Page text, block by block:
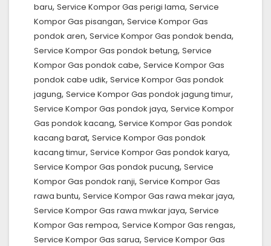
baru, Service Kompor Gas perigi lama, Service
Kompor Gas pisangan, Service Kompor Gas
pondok aren, Service Kompor Gas pondok benda,
Service Kompor Gas pondok betung, Service
Kompor Gas pondok cabe, Service Kompor Gas
pondok cabe udik, Service Kompor Gas pondok
jagung, Service Kompor Gas pondok jagung timur,
Service Kompor Gas pondok jaya, Service Kompor
Gas pondok kacang, Service Kompor Gas pondok
kacang barat, Service Kompor Gas pondok
kacang timur, Service Kompor Gas pondok karya,
Service Kompor Gas pondok pucung, Service
Kompor Gas pondok ranji, Service Kompor Gas
rawa buntu, Service Kompor Gas rawa mekar jaya,
Service Kompor Gas rawa mwkar jaya, Service
Kompor Gas rempoa, Service Kompor Gas rengas,
Service Kompor Gas sarua, Service Kompor Gas